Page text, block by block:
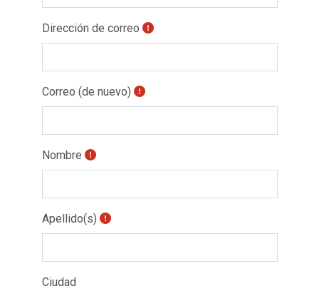
Dirección de correo
Correo (de nuevo)
Nombre
Apellido(s)
Ciudad